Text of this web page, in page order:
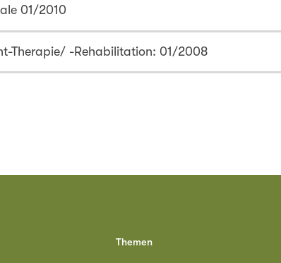
01/2010
Therapie/ -Rehabilitation: 01/2008
Themen